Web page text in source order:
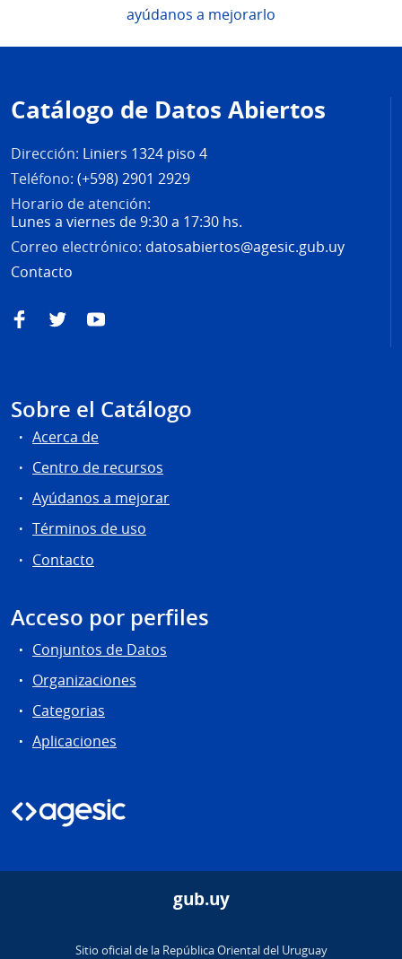
ayúdanos a mejorarlo
de
página
Catálogo de Datos Abiertos
Dirección: Liniers 1324 piso 4
Teléfono: (+598) 2901 2929
Horario de atención:
Lunes a viernes de 9:30 a 17:30 hs.
Correo electrónico: datosabiertos@agesic.gub.uy
Contacto
FacebookTwitterYouTube
Sobre el Catálogo
Acerca de
Centro de recursos
Ayúdanos a mejorar
Términos de uso
Contacto
Acceso por perfiles
Conjuntos de Datos
Organizaciones
Categorias
Aplicaciones
gub.uy
Sitio oficial de la República Oriental del Uruguay